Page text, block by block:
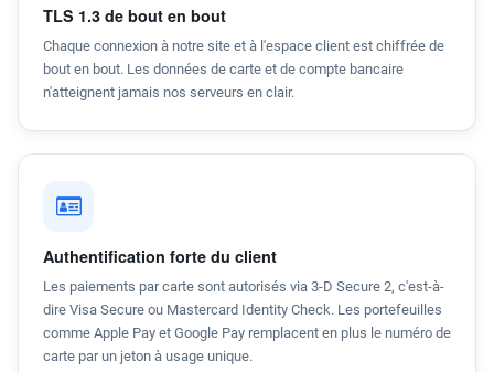
TLS 1.3 de bout en bout
Chaque connexion à notre site et à l'espace client est chiffrée de
bout en bout. Les données de carte et de compte bancaire
n'atteignent jamais nos serveurs en clair.
Authentification forte du client
Les paiements par carte sont autorisés via 3-D Secure 2, c'est-à-
dire Visa Secure ou Mastercard Identity Check. Les portefeuilles
comme Apple Pay et Google Pay remplacent en plus le numéro de
carte par un jeton à usage unique.